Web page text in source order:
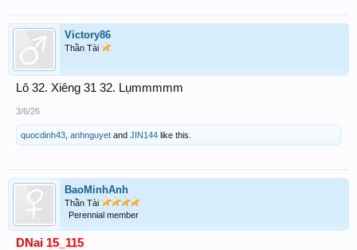
Victory86
Thần Tài
Lô 32. Xiêng 31 32. Lụmmmmm
3/6/26
quocdinh43 anhnguyet and JIN144 like this.
BaoMinhAnh
Thần Tài
Perennial member
DNai 15_115